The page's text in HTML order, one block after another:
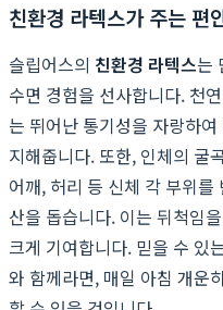
친환경 라텍스가 주는 편
슬립어스의 친환경 라텍스는
수면 경험을 선사합니다. 천
는 뛰어난 통기성을 자랑하
지해줍니다. 또한, 인체의 굴
어깨, 허리 등 신체 각 부위
산을 돕습니다. 이는 뒤척임
크게 기여합니다. 믿을 수 있
와 함께라면, 매일 아침 개운